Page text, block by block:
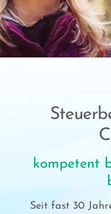
kompetent
Seit fast 30